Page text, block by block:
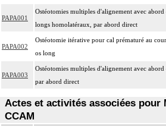
PAPA001
Ostéotomies multiples d'alignement avec
longs homolatéraux, par abord direct
PAPA002
Ostéotomie itérative pour cal prématuré au
os long
PAPA003
Ostéotomies multiples d'alignement avec
par abord direct
Actes et activités associées pour
CCAM